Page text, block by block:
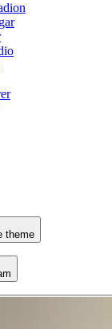
theme